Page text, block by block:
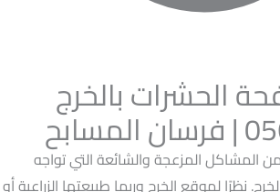
الحشرات بالخرج
المشاكل المزعجة والشائعة التي تواجه
نظرًا لموقع الخرج وربما طبيعتها الزراعية أو